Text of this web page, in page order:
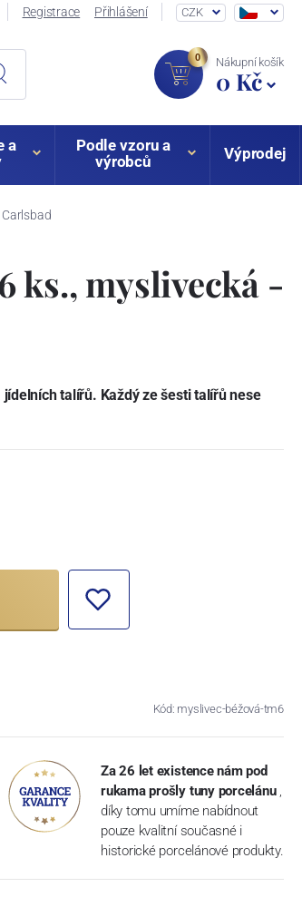
Registrace Přihlášení CZK
0 Nákupní košík
0 Kč
a
Podle vzoru a
výrobců
Výprodej
Carlsbad
ks., myslivecká -
talířů. Každý ze šesti talířů nese
Kód: myslivec-béžová-tm6
Za 26 let existence nám pod
rukama prošly tuny porcelánu ,
díky tomu umíme nabídnout
pouze kvalitní současné i
historické porcelánové produkty.